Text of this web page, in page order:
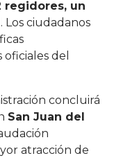
regidores, un
ciudadanos
oficiales del
concluirá
San Juan del
atracción de